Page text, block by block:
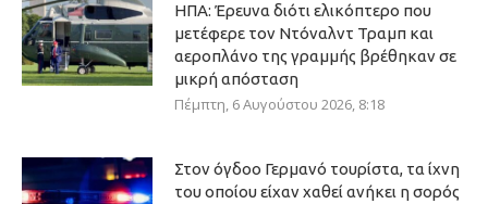
ΗΠΑ: Έρευνα διότι ελικόπτερο που
μετέφερε τον Ντόναλντ Τραμπ και
αεροπλάνο της γραμμής βρέθηκαν σε
μικρή απόσταση
Πέμπτη, 6 Αυγούστου 2026, 8:18
Στον όγδοο Γερμανό τουρίστα, τα ίχνη
του οποίου είχαν χαθεί ανήκει η σορός